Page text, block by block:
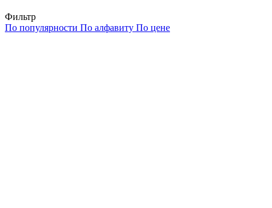
Фильтр
По популярности По алфавиту По цене